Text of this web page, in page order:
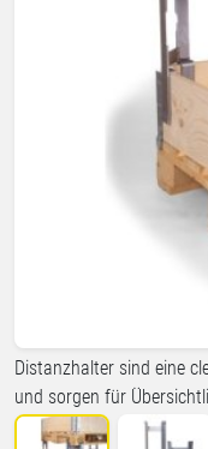
Distanzhalter sind eine
und sorgen für